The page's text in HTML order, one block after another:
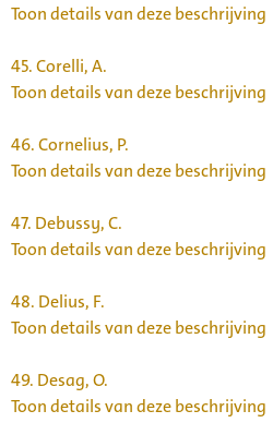
Toon details van deze beschrijving
45.Corelli, A.
Toon details van deze beschrijving
46.Cornelius, P.
Toon details van deze beschrijving
47. Debussy, C.
Toon details van deze beschrijving
48. Delius, F.
Toon details van deze beschrijving
49. Desag, O.
Toon details van deze beschrijving